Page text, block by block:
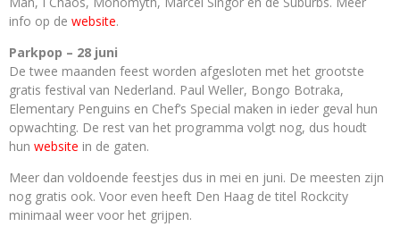
info op de website.
Parkpop – 28 juni
De twee maanden feest worden afgesloten met het grootste
gratis festival van Nederland. Paul Weller, Bongo Botraka,
Elementary Penguins en Chef’s Special maken in ieder geval hun
opwachting. De rest van het programma volgt nog, dus houdt
hun website in de gaten.
Meer dan voldoende feestjes dus in mei en juni. De meesten zijn
nog gratis ook. Voor even heeft Den Haag de titel Rockcity
minimaal weer voor het grijpen.